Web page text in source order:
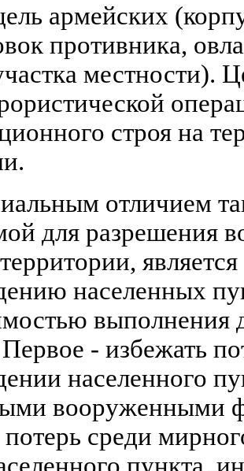
армейских
противника,
местности).
строя на
отличием
для разрешения
населенных
- избежать
населенного
вооруженными
потерь среди
пункта,